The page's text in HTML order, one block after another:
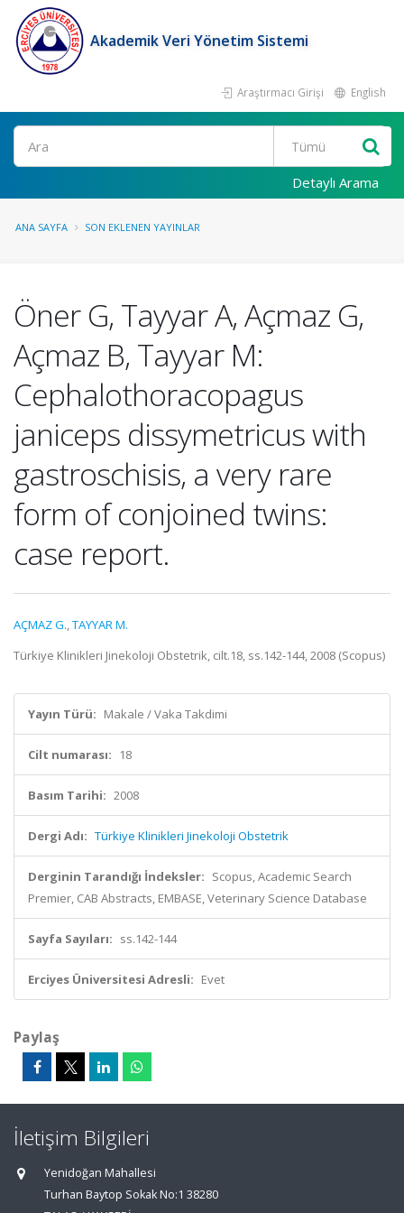
Akademik Veri Yönetim Sistemi
Araştırmacı Girişi English
Ara
Detaylı Arama
ANA SAYFA SON EKLENEN YAYINLAR
Öner G, Tayyar A, Açmaz G,
Açmaz B, Tayyar M:
Cephalothoracopagus
janiceps dissymetricus with
gastroschisis, a very rare
form of conjoined twins:
case report.
AÇMAZ G.,TAYYAR M.
Türkiye Klinikleri Jinekoloji Obstetrik, cilt.18, ss.142-144, 2008 (Scopus)
Yayın Türü: Makale / Vaka Takdimi
Cilt numarası: 18
Basım Tarihi: 2008
Dergi Adı: Türkiye Klinikleri Jinekoloji Obstetrik
Derginin Tarandığı İndeksler: Scopus, Academic Search
Premier, CAB Abstracts, EMBASE, Veterinary Science Database
Sayfa Sayıları: ss.142-144
Erciyes Üniversitesi Adresli: Evet
Paylaş
İletişim Bilgileri
Yenidoğan Mahallesi
Turhan Baytop Sokak No:1 38280